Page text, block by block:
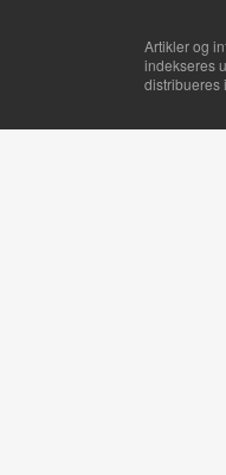
Artikler og
indekseres
distribueres